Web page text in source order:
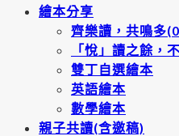
繪本分享
齊樂讀，共鳴多
「悅」讀之餘，
雙丁自選繪本
英語繪本
數學繪本
親子共讀(含邀稿)